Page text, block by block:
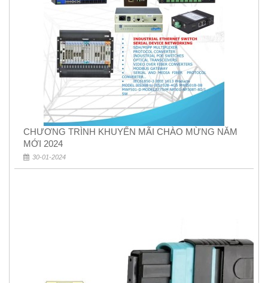
CHƯƠNG TRÌNH KHUYẾN MÃI CHÀO MỪNG NĂM
MỚI 2024
30-01-2024